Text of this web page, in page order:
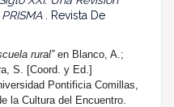
. Revista De
rural”en Blanco, A.;
S. [Coord. y Ed.]
Pontificia Comillas,
la Cultura del Encuentro.